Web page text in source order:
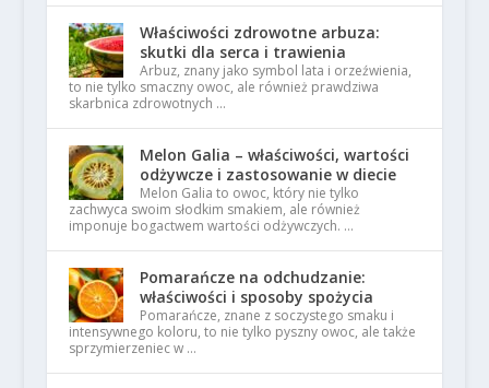
Właściwości zdrowotne arbuza:
skutki dla serca i trawienia
Arbuz, znany jako symbol lata i orzeźwienia,
to nie tylko smaczny owoc, ale również prawdziwa
skarbnica zdrowotnych …
Melon Galia – właściwości, wartości
odżywcze i zastosowanie w diecie
Melon Galia to owoc, który nie tylko
zachwyca swoim słodkim smakiem, ale również
imponuje bogactwem wartości odżywczych. …
Pomarańcze na odchudzanie:
właściwości i sposoby spożycia
Pomarańcze, znane z soczystego smaku i
intensywnego koloru, to nie tylko pyszny owoc, ale także
sprzymierzeniec w …